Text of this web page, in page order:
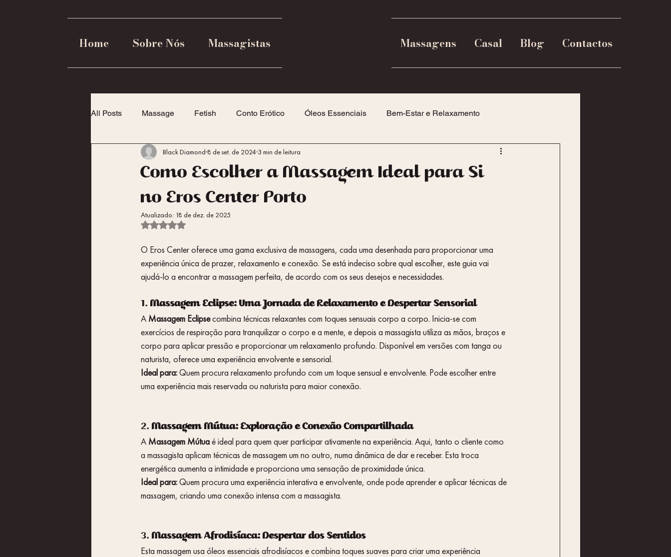
Home Sobre Nós Massagistas Massagens Casal Blog Contactos
All Posts Massage Fetish Conto Erótico Óleos Essenciais Bem-Estar e Relaxamento
Dicas para Casais Empoderamento Feminino
Como Escolher a Massagem Ideal para Si
no Eros Center Porto
Black Diamond 8 de set. de 2024 3 min de leitura
Atualizado: 18 de dez. de 2025
Avaliado com NaN de 5 estrelas.
O Eros Center oferece uma gama exclusiva de massagens, cada uma desenhada para proporcionar uma
experiência única de prazer, relaxamento e conexão. Se está indeciso sobre qual escolher, este guia vai
ajudá-lo a encontrar a massagem perfeita, de acordo com os seus desejos e necessidades.
1. Massagem Eclipse: Uma Jornada de Relaxamento e Despertar Sensorial
A Massagem Eclipse combina técnicas relaxantes com toques sensuais corpo a corpo. Inicia-se com
exercícios de respiração para tranquilizar o corpo e a mente, e depois a massagista utiliza as mãos, braços e
corpo para aplicar pressão e proporcionar um relaxamento profundo. Disponível em versões com tanga ou
naturista, oferece uma experiência envolvente e sensorial.
Ideal para: Quem procura relaxamento profundo com um toque sensual e envolvente. Pode escolher entre
uma experiência mais reservada ou naturista para maior conexão.
2. Massagem Mútua: Exploração e Conexão Compartilhada
A Massagem Mútua é ideal para quem quer participar ativamente na experiência. Aqui, tanto o cliente como
a massagista aplicam técnicas de massagem um no outro, numa dinâmica de dar e receber. Esta troca
energética aumenta a intimidade e proporciona uma sensação de proximidade única.
Ideal para: Quem procura uma experiência interativa e envolvente, onde pode aprender e aplicar técnicas de
massagem, criando uma conexão intensa com a massagista.
3. Massagem Afrodisíaca: Despertar dos Sentidos
Esta massagem usa óleos essenciais afrodisíacos e combina toques suaves para criar uma experiência